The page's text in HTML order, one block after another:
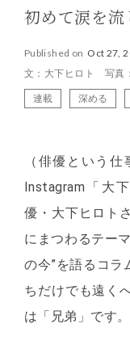
初めて涙を流
Published on Oct 27,
文：大下ヒロト 写真
連載 深める
（俳優という
Instagram「大
優・大下ヒロト
にまつわるテー
の今”を語るコラ
ちだけでも遠く
は「兄弟」です。